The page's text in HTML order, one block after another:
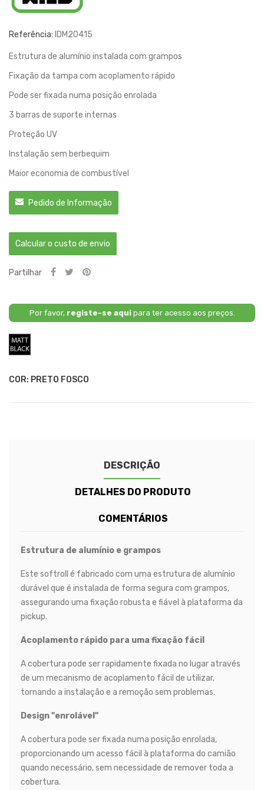
Referência: IDM20415
Estrutura de alumínio instalada com grampos
Fixação da tampa com acoplamento rápido
Pode ser fixada numa posição enrolada
3 barras de suporte internas
Proteção UV
Instalação sem berbequim
Maior economia de combustível
Pedido de Informação
Calcular o custo de envio
Partilhar
Por favor, registe-se aquipara ter acesso aos preços.
COR: PRETO FOSCO
DESCRIÇÃO
DETALHES DO PRODUTO
COMENTÁRIOS
Estrutura de alumínio e grampos
Este softroll é fabricado com uma estrutura de alumínio
durável que é instalada de forma segura com grampos,
assegurando uma fixação robusta e fiável à plataforma da
pickup.
Acoplamento rápido para uma fixação fácil
A cobertura pode ser rapidamente fixada no lugar através
de um mecanismo de acoplamento fácil de utilizar,
tornando a instalação e a remoção sem problemas.
Design "enrolável"
A cobertura pode ser fixada numa posição enrolada,
proporcionando um acesso fácil à plataforma do camião
quando necessário, sem necessidade de remover toda a
cobertura.